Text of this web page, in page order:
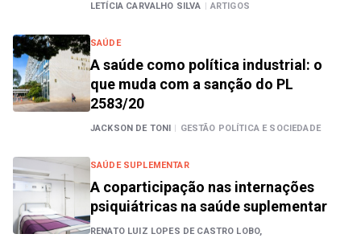
LETÍCIA CARVALHO SILVA | ARTIGOS
SAÚDE
A saúde como política industrial: o
que muda com a sanção do PL
2583/20
JACKSON DE TONI | GESTÃO POLÍTICA E SOCIEDADE
SAÚDE SUPLEMENTAR
A coparticipação nas internações
psiquiátricas na saúde suplementar
RENATO LUIZ LOPES DE CASTRO LOBO,